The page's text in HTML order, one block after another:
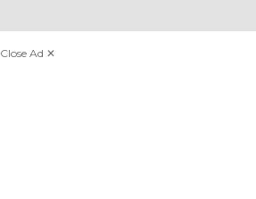
Close Ad ✕